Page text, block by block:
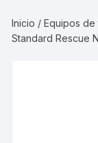
Inicio /Equipos de
Standard Rescue